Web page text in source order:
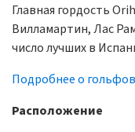
Главная гордость
Вилламартин, Лас
число лучших в
Подробнее о
Расположение